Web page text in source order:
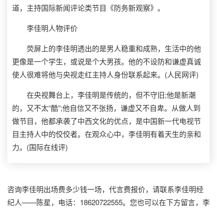
道，主持国际新闻评论类节目《防务新观察》。
李佳明人物评价
荧屏上的李佳明透出的是男人稳重和成熟，生活中的他
更像是一个学生，或说是个大男孩。他的不设防和谦虚真诚
使人很难将他与央视走红主持人身份联系起来。(人民网评)
在央视舞台上，李佳明是传统的，但不守旧;他是新潮
的，又不太“酷”;他自信又不张扬，谦虚又不自卑。从做人到
做节目，他都承袭了中西文化的优点，是中国新一代电视节
目主持人中的佼佼者。在观众心中，李佳明有着天生的亲和
力。(国际在线评)
咨询李佳明出场费多少钱一场，代言费报价，请联系李佳明经
纪人——陈星，电话：18620722555。您也可以在下方留言，李